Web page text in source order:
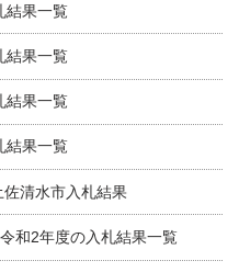
結果一覧
結果一覧
結果一覧
結果一覧
清水市入札結果
和2年度の入札結果一覧